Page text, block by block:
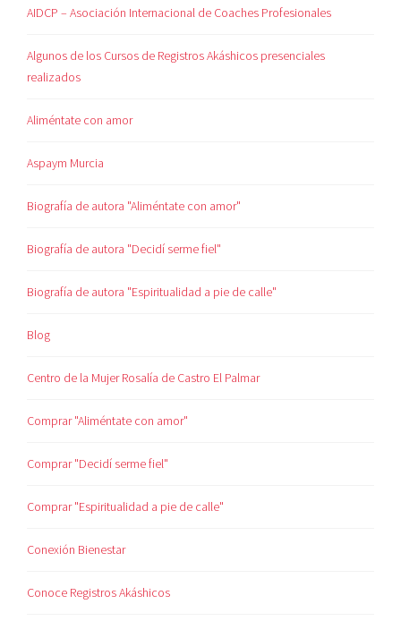
AIDCP – Asociación Internacional de Coaches Profesionales
Algunos de los Cursos de Registros Akáshicos presenciales
realizados
Aliméntate con amor
Aspaym Murcia
Biografía de autora "Aliméntate con amor"
Biografía de autora "Decidí serme fiel"
Biografía de autora "Espiritualidad a pie de calle"
Blog
Centro de la Mujer Rosalía de Castro El Palmar
Comprar "Aliméntate con amor"
Comprar "Decidí serme fiel"
Comprar "Espiritualidad a pie de calle"
Conexión Bienestar
Conoce Registros Akáshicos